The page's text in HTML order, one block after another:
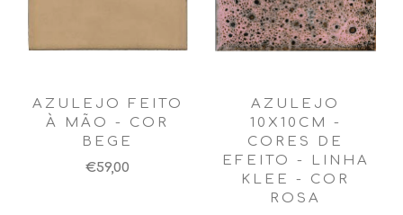
AZULEJO FEITO
À MÃO - COR
BEGE
€59,00
AZULEJO
10X10CM -
CORES DE
EFEITO - LINHA
KLEE - COR
ROSA